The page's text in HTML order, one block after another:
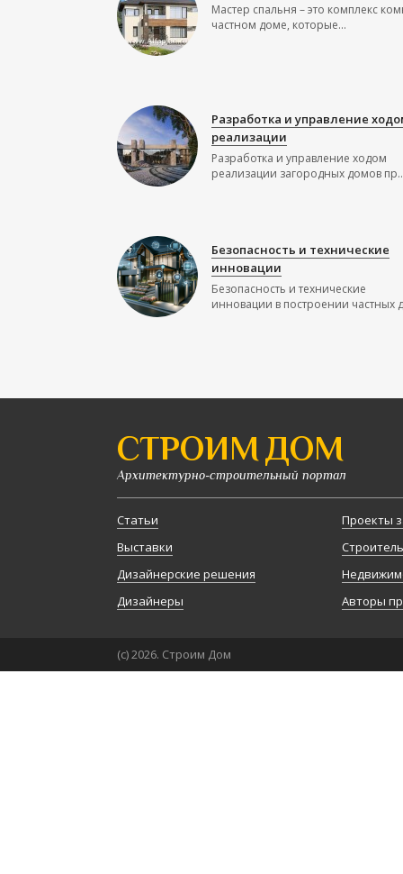
Мастер спальня – это комплекс
частном доме, которые...
Разработка и управление
реализации
Разработка и управление ходом
реализации загородных домов
Безопасность и технические
инновации
Безопасность и технические
инновации в построении частных
СТРОИМ ДОМ
Архитектурно-строительный портал
Статьи
Выставки
Дизайнерские решения
Дизайнеры
Проекты
Авторы
(с) 2026. Строим Дом